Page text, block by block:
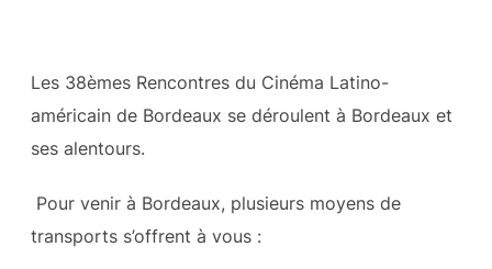
Les 38èmes Rencontres du Cinéma Latino-
américain de Bordeaux se déroulent à Bordeaux et
ses alentours.
Pour venir à Bordeaux, plusieurs moyens de
transports s’offrent à vous :